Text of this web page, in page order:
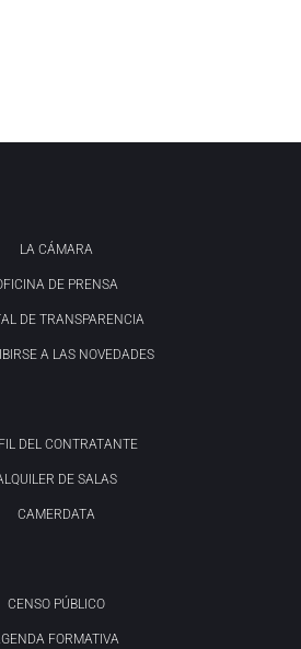
LA CÁMARA
DE PRENSA
DE TRANSPARENCIA
A LAS NOVEDADES
DEL CONTRATANTE
DE SALAS
CAMERDATA
CENSO PÚBLICO
FORMATIVA